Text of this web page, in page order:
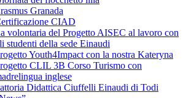
Granada
CIAD
volontaria del Progetto AISEC al lavoro con
studenti della sede Einaudi
Youth4Impact con la nostra Kateryna
CLIL 3B Corso Turismo con
inglese
Didattica Ciuffelli Einaudi di Todi